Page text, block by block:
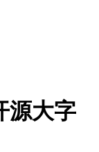
源大字